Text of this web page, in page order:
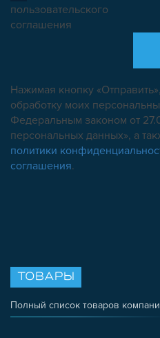
пользовательского
соглашения
Нажимая кнопку
обработку моих
Федеральным законом от
персональных данных», а
политики
соглашения.
ТОВАРЫ
Полный список товаров